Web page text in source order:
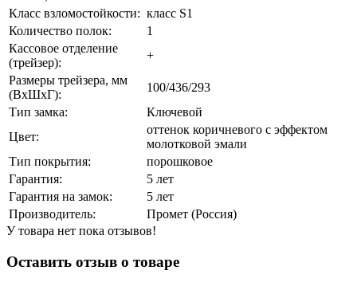
Класс взломостойкости: класс S1
Количество полок:
1
Кассовое отделение
(трейзер):
+
Размеры трейзера, мм
(ВхШхГ):
100/436/293
Тип замка:
Ключевой
Цвет:
оттенок коричневого с эффектом
молотковой эмали
Тип покрытия:
порошковое
Гарантия:
5 лет
Гарантия на замок:
5 лет
Производитель:
Промет (Россия)
У товара нет пока отзывов!
Оставить отзыв о товаре